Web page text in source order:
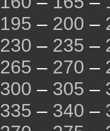
195 – 200 –
230 – 235 –
265 – 270 –
300 – 305 –
335 – 340 –